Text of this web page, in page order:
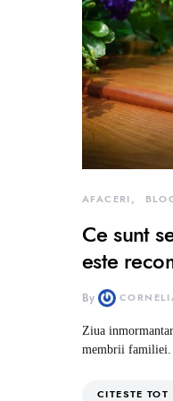
AFACERI
Ce sunt
este
By
Ziua
membrii familiei.
CITESTE TOT